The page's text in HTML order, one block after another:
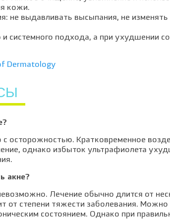
кожи.
не выдавливать высыпания, не
системного подхода, а при ухудшении
Dermatology
с осторожностью. Кратковременное
однако избыток ультрафиолета
акне?
Лечение обычно длится от
от степени тяжести заболевания.
состоянием. Однако при